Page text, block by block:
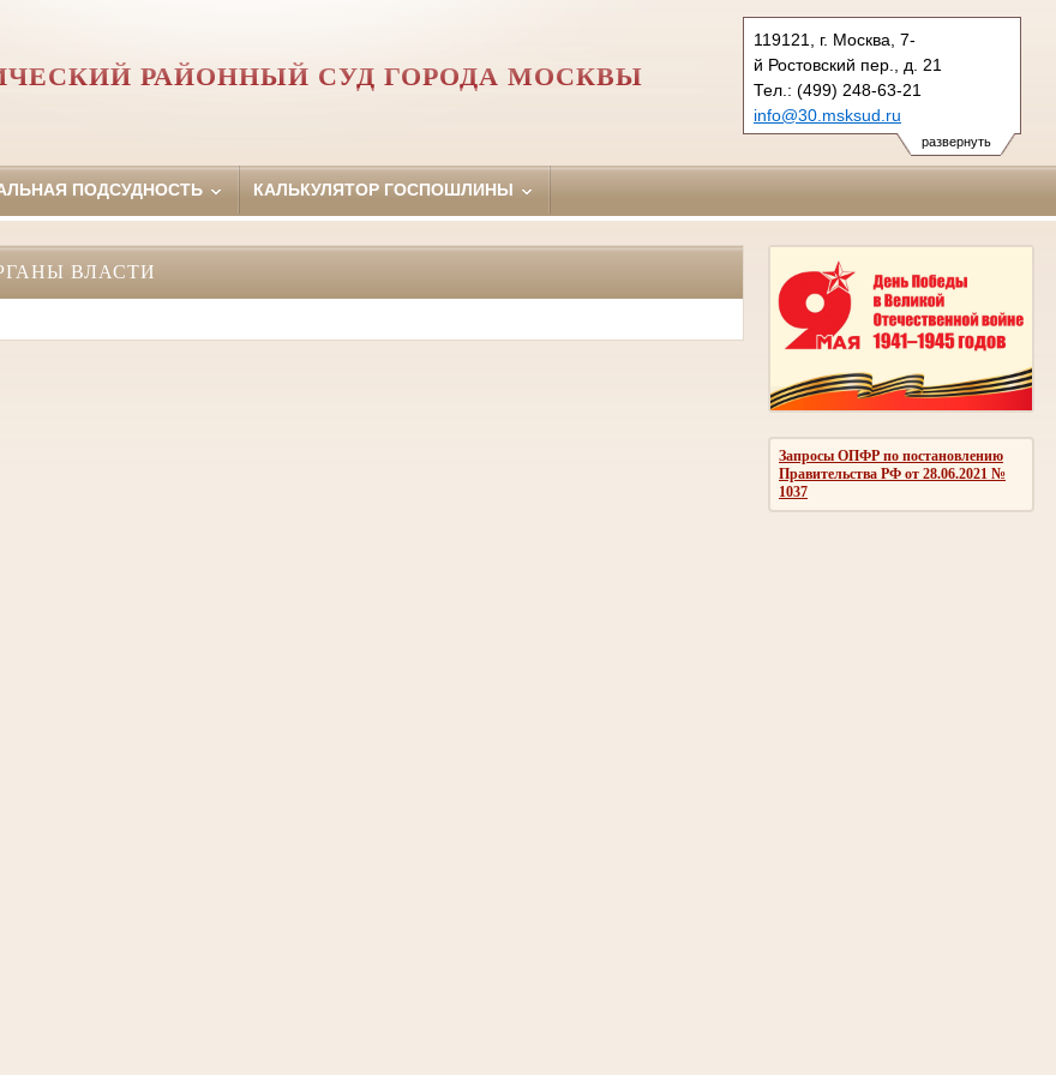
развернуть
119121, г. Москва, 7-
й Ростовский пер., д. 21
Тел.: (499) 248-63-21
info@30.msksud.ru
hamovnichesky.msk@sudrf.ru
РАЙОННЫЙ СУД ГОРОДА МОСКВЫ
ПОДСУДНОСТЬ КАЛЬКУЛЯТОР ГОСПОШЛИНЫ
Запросы ОПФР по постановлению
Правительства РФ от 28.06.2021 №
1037
ВЛАСТИ